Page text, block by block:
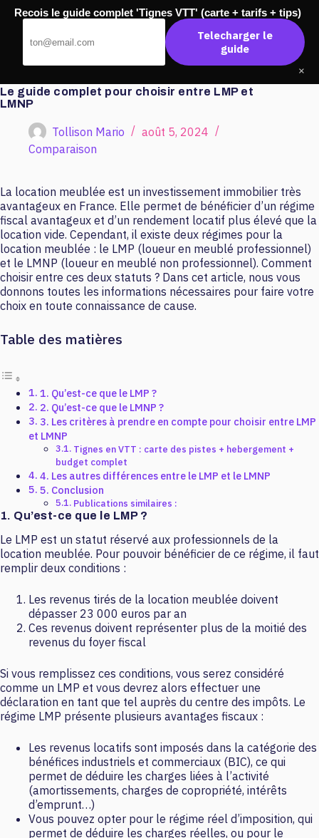
Passer
Le guide complet pour choisir entre LMP et
LMNP
Tollison Mario
août 5, 2024
Comparaison
La location meublée est un investissement immobilier très
avantageux en France. Elle permet de bénéficier d’un régime
fiscal avantageux et d’un rendement locatif plus élevé que la
location vide. Cependant, il existe deux régimes pour la
location meublée : le LMP (loueur en meublé professionnel)
et le LMNP (loueur en meublé non professionnel). Comment
choisir entre ces deux statuts ? Dans cet article, nous vous
donnons toutes les informations nécessaires pour faire votre
choix en toute connaissance de cause.
Table des matières
1. Qu’est-ce que le LMP ?
2. Qu’est-ce que le LMNP ?
3. Les critères à prendre en compte pour choisir entre LMP
et LMNP
Tignes en VTT : carte des pistes + hebergement +
budget complet
4. Les autres différences entre le LMP et le LMNP
5. Conclusion
Publications similaires :
1. Qu’est-ce que le LMP ?
Le LMP est un statut réservé aux professionnels de la
location meublée. Pour pouvoir bénéficier de ce régime, il faut
remplir deux conditions :
Les revenus tirés de la location meublée doivent
dépasser 23 000 euros par an
Ces revenus doivent représenter plus de la moitié des
revenus du foyer fiscal
Si vous remplissez ces conditions, vous serez considéré
comme un LMP et vous devrez alors effectuer une
déclaration en tant que tel auprès du centre des impôts. Le
régime LMP présente plusieurs avantages fiscaux :
Les revenus locatifs sont imposés dans la catégorie des
bénéfices industriels et commerciaux (BIC), ce qui
permet de déduire les charges liées à l’activité
(amortissements, charges de copropriété, intérêts
d’emprunt…)
Vous pouvez opter pour le régime réel d’imposition, qui
permet de déduire les charges réelles, ou pour le
Recois le guide complet 'Tignes VTT' (carte + tarifs + tips)
Telecharger le
guide
×